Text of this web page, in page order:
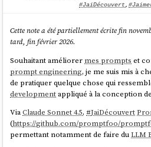
abonnement donnant accès à leur
modePay-As-You-Go
Le texte saisi par l'utilisateur dans un
transmis à l'API de l'AI providerau sein
également leSystem Prompt (LLM),
éventuellement du contexte additionnel.
exprimée entokens.
Lorsque l'application enrichit ce prompt
#JaiDécouvert,
Cette note a été partiellement écrite fin
tard, fin février 2026.
Souhaitant améliorer mes prompts et
prompt engineering, je me suis mis à
de pratiquer quelque chose qui
developmentappliqué à la conception de
ViaClaude Sonnet 4.5, #JaiDécouvert
(https://github.com/promptfoo/
permettant notamment de faire duLLM